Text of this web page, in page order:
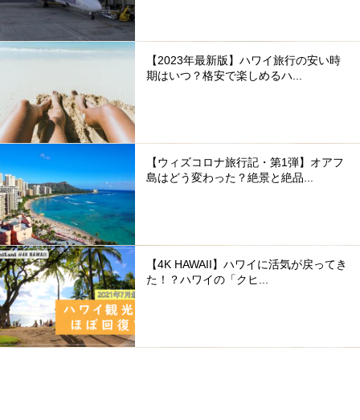
【2023年最新版】ハワイ旅行の安い時
期はいつ？格安で楽しめるハ...
【ウィズコロナ旅行記・第1弾】オアフ
島はどう変わった？絶景と絶品...
【4K HAWAII】ハワイに活気が戻ってき
た！？ハワイの「クヒ...